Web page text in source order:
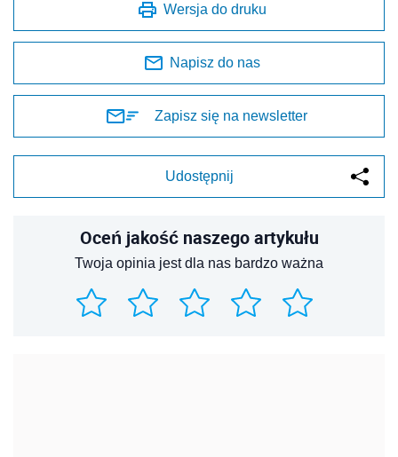
Wersja do druku
Napisz do nas
Zapisz się na newsletter
Udostępnij
Oceń jakość naszego artykułu
Twoja opinia jest dla nas bardzo ważna